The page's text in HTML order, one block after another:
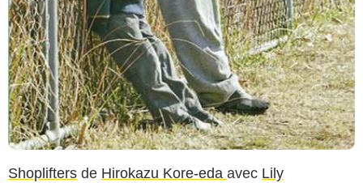
Shoplifters de Hirokazu Kore-eda avec Lily